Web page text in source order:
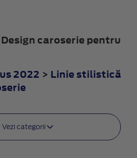
caroserie pentru
2022 > Linie stilistică
Vezi categorii